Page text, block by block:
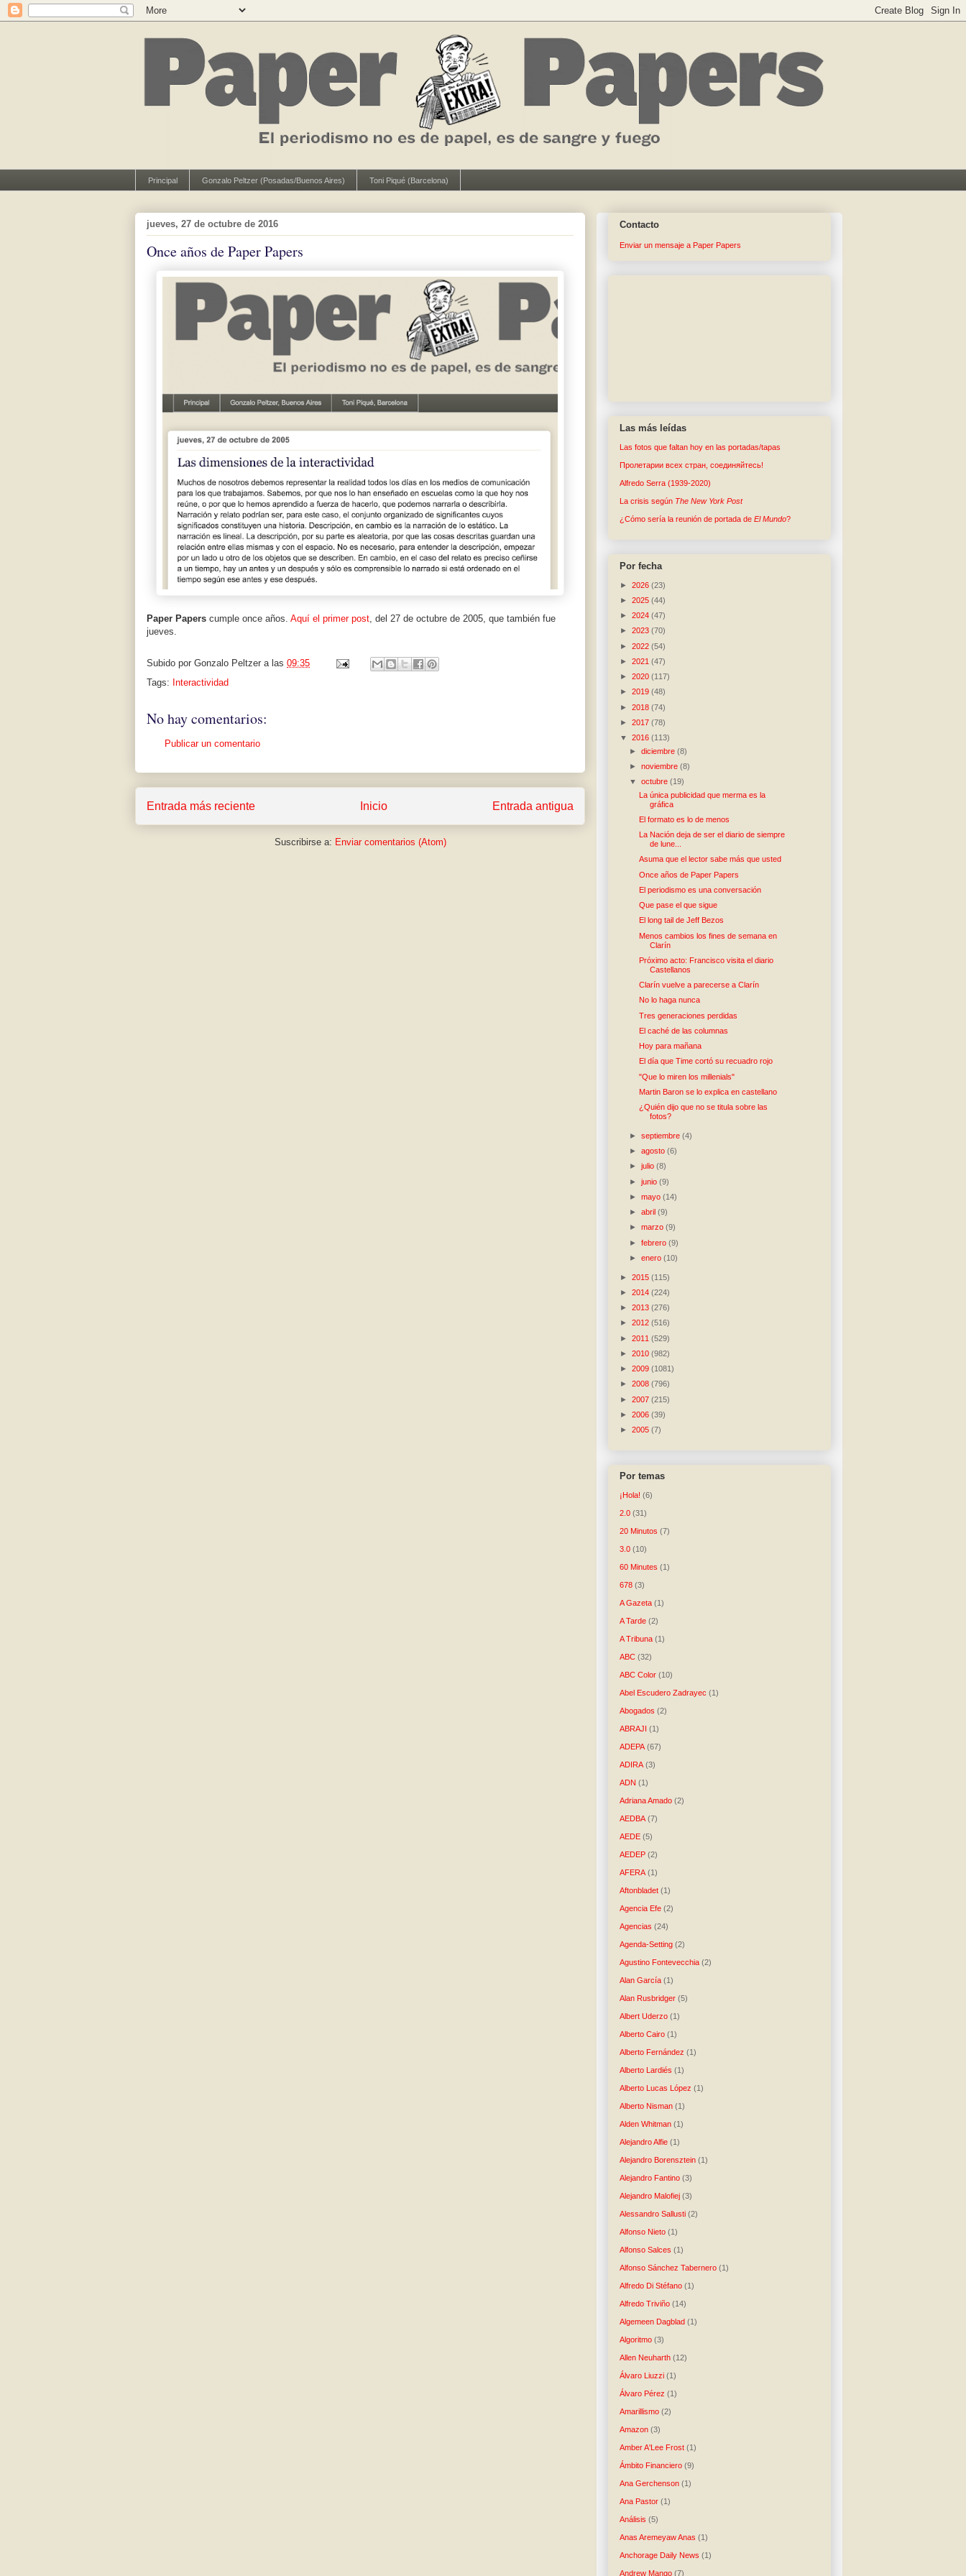
Principal Gonzalo Peltzer (Posadas/Buenos Aires) Toni Piqué (Barcelona)
jueves, 27 de octubre de 2016
Once años de Paper Papers
Paper Papers cumple once años. Aquí el primer post, del 27 de octubre de 2005, que también fue
jueves.
Subido por Gonzalo Peltzer a las 09:35
Tags: Interactividad
No hay comentarios:
Publicar un comentario
Entrada más reciente Entrada antigua
Inicio
Suscribirse a: Enviar comentarios (Atom)
Contacto
Enviar un mensaje a Paper Papers
Las más leídas
Las fotos que faltan hoy en las portadas/tapas
Пролетарии всех стран, соединяйтесь!
Alfredo Serra (1939-2020)
La crisis según The New York Post
¿Cómo sería la reunión de portada de El Mundo?
Por fecha
► 2026 (23)
► 2025 (44)
► 2024 (47)
► 2023 (70)
► 2022 (54)
► 2021 (47)
► 2020 (117)
► 2019 (48)
► 2018 (74)
► 2017 (78)
▼ 2016 (113)
►diciembre(8)
►noviembre(8)
▼octubre(19)
La única publicidad que merma es la
gráfica
El formato es lo de menos
La Nación deja de ser el diario de siempre
de lune...
Asuma que el lector sabe más que usted
Once años de Paper Papers
El periodismo es una conversación
Que pase el que sigue
El long tail de Jeff Bezos
Menos cambios los fines de semana en
Clarín
Próximo acto: Francisco visita el diario
Castellanos
Clarín vuelve a parecerse a Clarín
No lo haga nunca
Tres generaciones perdidas
El caché de las columnas
Hoy para mañana
El día que Time cortó su recuadro rojo
"Que lo miren los millenials"
Martin Baron se lo explica en castellano
¿Quién dijo que no se titula sobre las
fotos?
►septiembre(4)
►agosto(6)
►julio(8)
►junio(9)
►mayo(14)
►abril(9)
►marzo(9)
►febrero(9)
►enero(10)
► 2015 (115)
► 2014 (224)
► 2013 (276)
► 2012 (516)
► 2011 (529)
► 2010 (982)
► 2009 (1081)
► 2008 (796)
► 2007 (215)
► 2006 (39)
► 2005 (7)
Por temas
¡Hola! (6)
2.0 (31)
20 Minutos (7)
3.0 (10)
60 Minutes (1)
678 (3)
A Gazeta (1)
A Tarde (2)
A Tribuna (1)
ABC (32)
ABC Color (10)
Abel Escudero Zadrayec (1)
Abogados (2)
ABRAJI (1)
ADEPA (67)
ADIRA (3)
ADN (1)
Adriana Amado (2)
AEDBA (7)
AEDE (5)
AEDEP (2)
AFERA (1)
Aftonbladet (1)
Agencia Efe (2)
Agencias (24)
Agenda-Setting (2)
Agustino Fontevecchia (2)
Alan García (1)
Alan Rusbridger (5)
Albert Uderzo (1)
Alberto Cairo (1)
Alberto Fernández (1)
Alberto Lardiés (1)
Alberto Lucas López (1)
Alberto Nisman (1)
Alden Whitman (1)
Alejandro Alfie (1)
Alejandro Borensztein (1)
Alejandro Fantino (3)
Alejandro Malofiej (3)
Alessandro Sallusti (2)
Alfonso Nieto (1)
Alfonso Salces (1)
Alfonso Sánchez Tabernero (1)
Alfredo Di Stéfano (1)
Alfredo Triviño (14)
Algemeen Dagblad (1)
Algoritmo (3)
Allen Neuharth (12)
Álvaro Liuzzi (1)
Álvaro Pérez (1)
Amarillismo (2)
Amazon (3)
Amber A'Lee Frost (1)
Ámbito Financiero (9)
Ana Gerchenson (1)
Ana Pastor (1)
Análisis (5)
Anas Aremeyaw Anas (1)
Anchorage Daily News (1)
Andrew Mango (7)